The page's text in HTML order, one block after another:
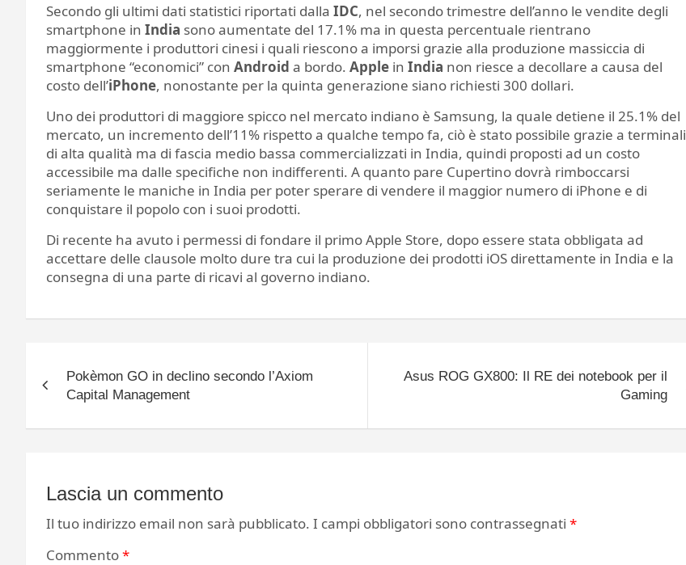
Secondo gli ultimi dati statistici riportati dalla IDC, nel secondo trimestre dell’anno le vendite degli
smartphone in India sono aumentate del 17.1% ma in questa percentuale rientrano
maggiormente i produttori cinesi i quali riescono a imporsi grazie alla produzione massiccia di
smartphone “economici” con Android a bordo. Apple in India non riesce a decollare a causa del
costo dell’iPhone, nonostante per la quinta generazione siano richiesti 300 dollari.
Uno dei produttori di maggiore spicco nel mercato indiano è Samsung, la quale detiene il 25.1% del
mercato, un incremento dell’11% rispetto a qualche tempo fa, ciò è stato possibile grazie a terminali
di alta qualità ma di fascia medio bassa commercializzati in India, quindi proposti ad un costo
accessibile ma dalle specifiche non indifferenti. A quanto pare Cupertino dovrà rimboccarsi
seriamente le maniche in India per poter sperare di vendere il maggior numero di iPhone e di
conquistare il popolo con i suoi prodotti.
Di recente ha avuto i permessi di fondare il primo Apple Store, dopo essere stata obbligata ad
accettare delle clausole molto dure tra cui la produzione dei prodotti iOS direttamente in India e la
consegna di una parte di ricavi al governo indiano.
articoli
Pokèmon GO in declino secondo l’Axiom
Capital Management
Asus ROG GX800: Il RE dei notebook per il
Gaming
Lascia un commento
Il tuo indirizzo email non sarà pubblicato. I campi obbligatori sono contrassegnati *
Commento*